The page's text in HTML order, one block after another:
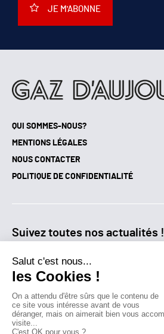
QUI SOMMES-NOUS?
MENTIONS LÉGALES
NOUS CONTACTER
POLITIQUE DE CONFIDENTIALITÉ
Suivez toutes nos actualités !
Qui sommes-nous?
JE M'ABONNE